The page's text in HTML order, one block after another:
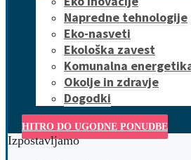
Napredne tehnologije
Eko-nasveti
Ekološka zavest
Komunalna
Okolje in zdravje
Dogodki
HITRO DO UGODNE PONUDBE
Izpostavljamo